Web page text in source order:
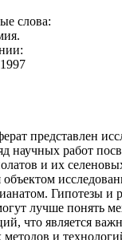
слова:
представлен
научных работ
и их
Гипотезы и
лучше понять
что является
методов и